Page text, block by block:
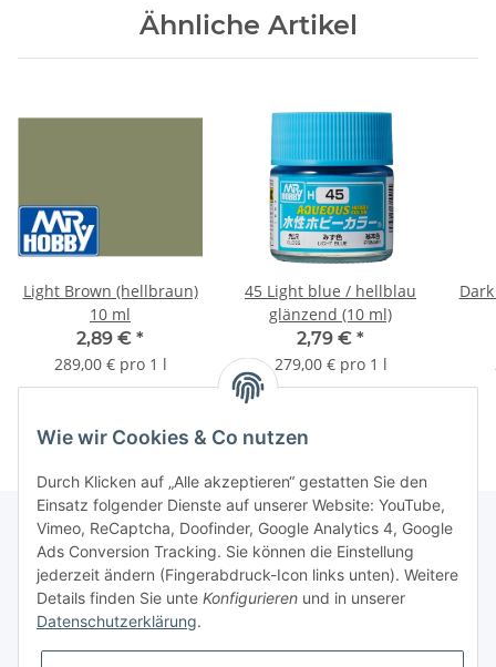
Ähnliche Artikel
Light Brown (hellbraun)
10 ml
2,89 € *
289,00 € pro 1 l
45 Light blue / hellblau
glänzend (10 ml)
2,79 € *
279,00 € pro 1 l
Informationen
Gesetzliche Informationen
Wie wir Cookies & Co nutzen
Durch Klicken auf „Alle akzeptieren“ gestatten Sie den
Einsatz folgender Dienste auf unserer Website: YouTube,
Vimeo, ReCaptcha, Doofinder, Google Analytics 4, Google
Ads Conversion Tracking. Sie können die Einstellung
jederzeit ändern (Fingerabdruck-Icon links unten). Weitere
Details finden Sie unte Konfigurieren und in unserer
Datenschutzerklärung.